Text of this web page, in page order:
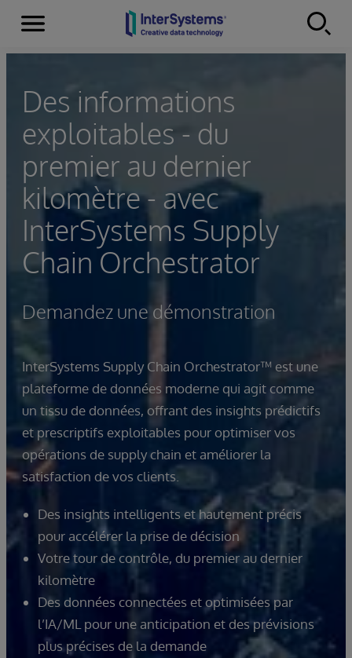
Skip to content
Menu
Des informations
exploitables - du
premier au dernier
kilomètre - avec
InterSystems Supply
Chain Orchestrator
Demandez une démonstration
InterSystems Supply Chain Orchestrator™ est une
plateforme de données moderne qui agit comme
un tissu de données, offrant des insights prédictifs
et prescriptifs exploitables pour optimiser vos
opérations de supply chain et améliorer la
satisfaction de vos clients.
Des insights intelligents et hautement précis
pour accélérer la prise de décision
Votre tour de contrôle, du premier au dernier
kilomètre
Des données connectées et optimisées par
l’IA/ML pour une anticipation et des prévisions
plus précises de la demande